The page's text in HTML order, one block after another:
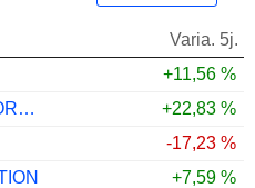
Varia. 5j.
+11,56 %
SPACEX (SPACE EXPLORATION TECHNOLOGIES)
+22,83 %
-17,23 %
+7,59 %